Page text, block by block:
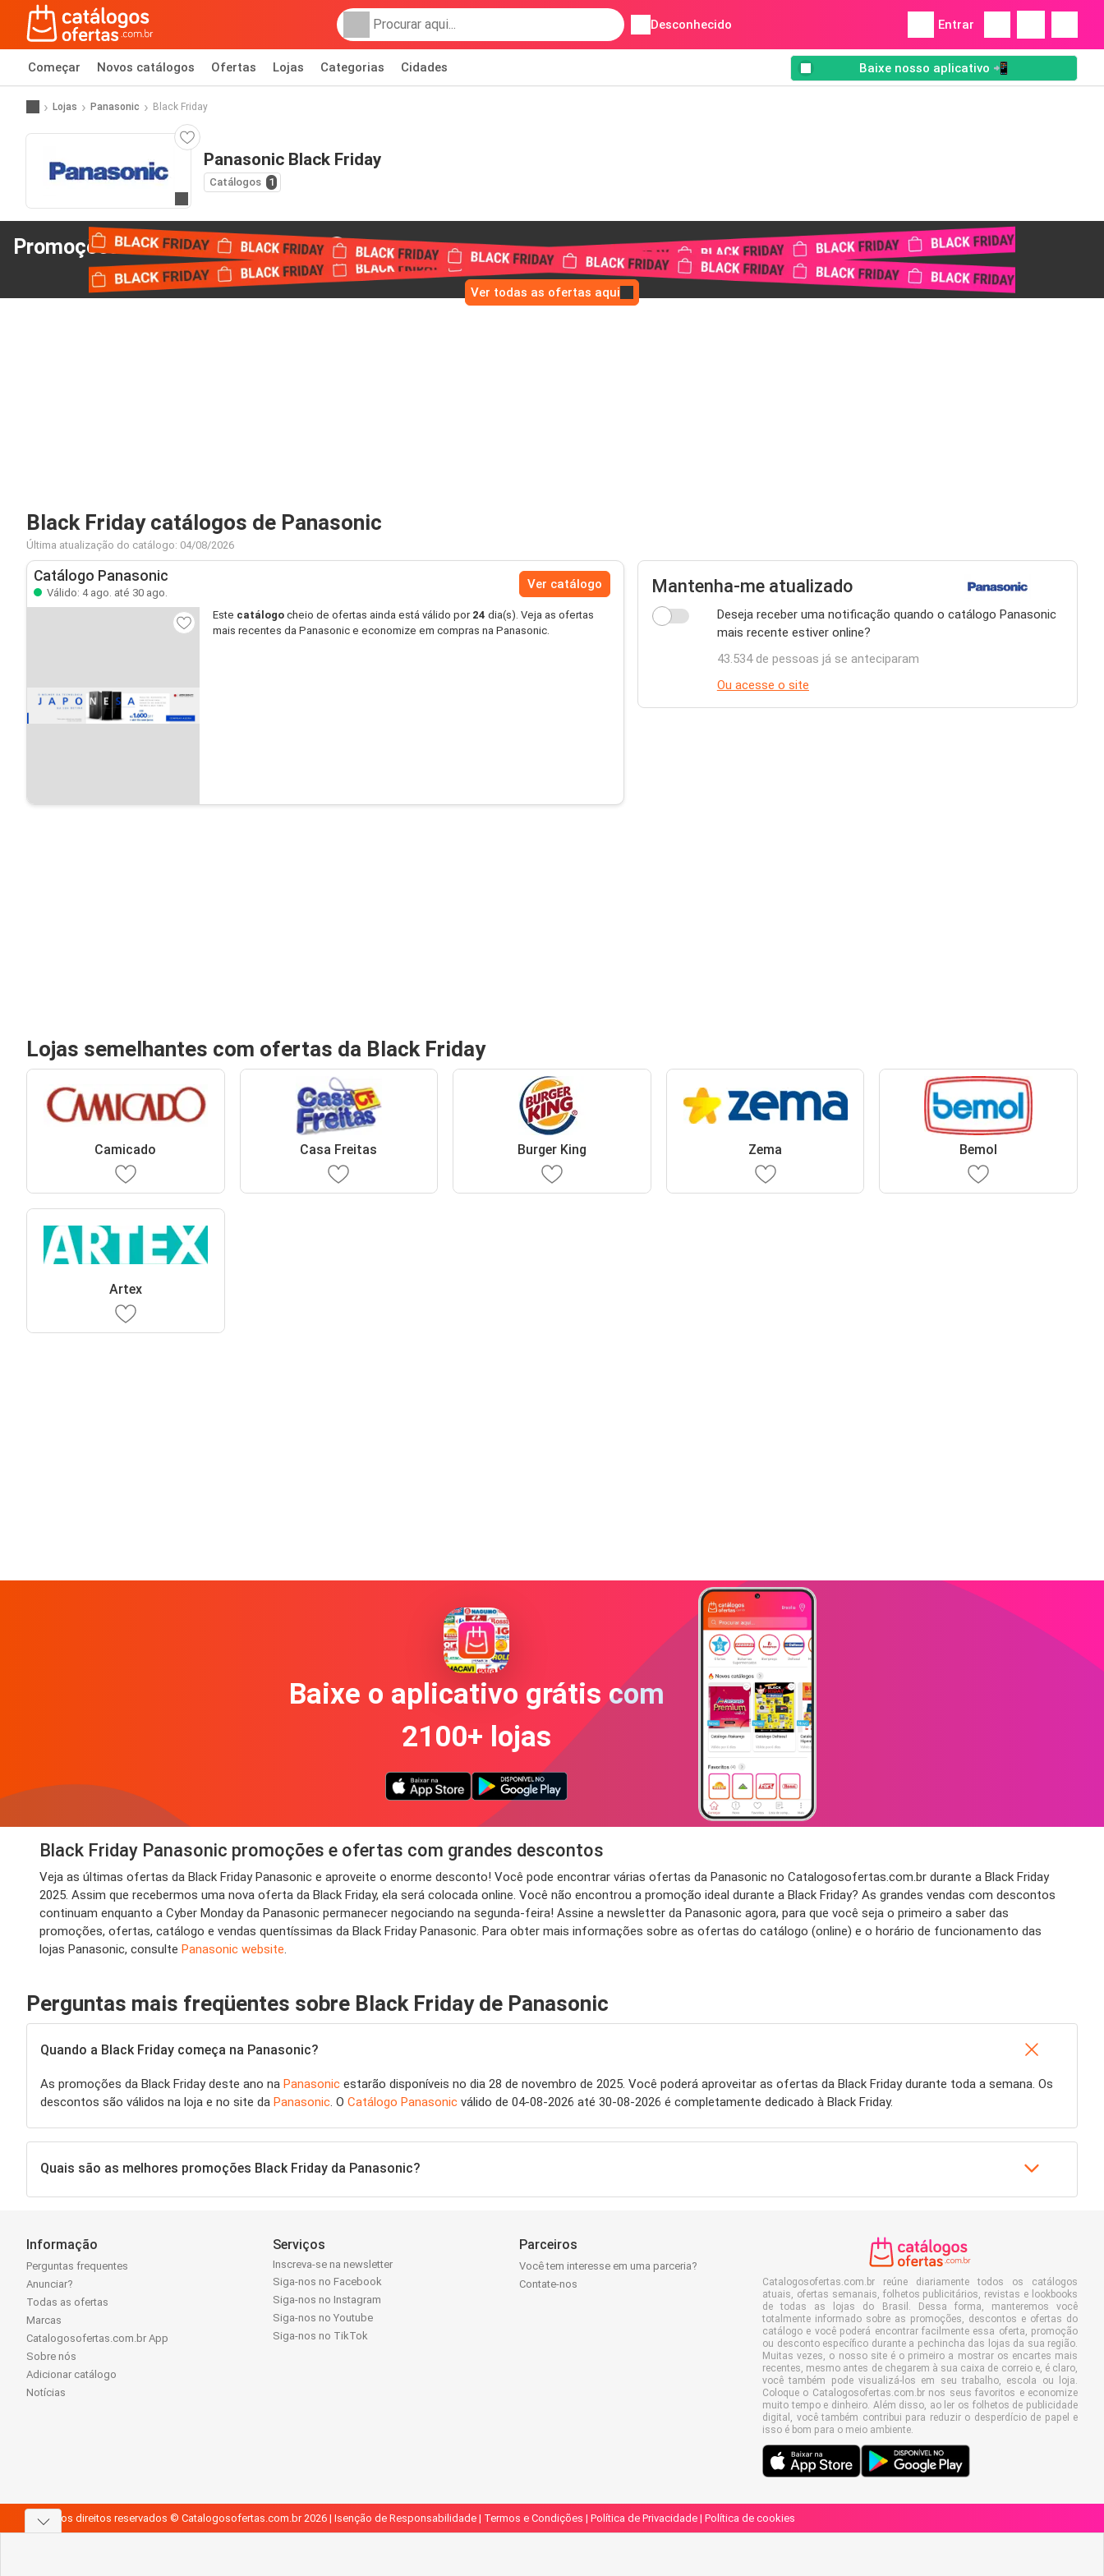
Desconhecido Entrar
Começar Novos catálogos Ofertas Lojas Categorias Cidades Baixe nosso aplicativo 📲
Lojas Panasonic Black Friday
Panasonic Black Friday
Catálogos 1
Promoções Black Fridayde Panasonic
Ver todas as ofertas aqui
Black Friday catálogos de Panasonic
Última atualização do catálogo: 04/08/2026
Catálogo Panasonic
Válido: 4 ago. até 30 ago.
Ver catálogo
Este catálogo cheio de ofertas ainda está válido por 24 dia(s). Veja as ofertas
mais recentes da Panasonic e economize em compras na Panasonic.
Mantenha-me atualizado
Deseja receber uma notificação quando o catálogo Panasonic
mais recente estiver online?
43.534 de pessoas já se anteciparam
Ou acesse o site
Lojas semelhantes com ofertas da Black Friday
Camicado Casa Freitas Burger King Zema Bemol
Artex
Baixe o aplicativo grátis com
2100+ lojas
Black Friday Panasonic promoções e ofertas com grandes descontos
Veja as últimas ofertas da Black Friday Panasonic e aproveite o enorme desconto! Você pode encontrar várias ofertas da Panasonic no Catalogosofertas.com.br durante a Black Friday
2025. Assim que recebermos uma nova oferta da Black Friday, ela será colocada online. Você não encontrou a promoção ideal durante a Black Friday? As grandes vendas com descontos
continuam enquanto a Cyber Monday da Panasonic permanecer negociando na segunda-feira! Assine a newsletter da Panasonic agora, para que você seja o primeiro a saber das
promoções, ofertas, catálogo e vendas quentíssimas da Black Friday Panasonic. Para obter mais informações sobre as ofertas do catálogo (online) e o horário de funcionamento das
lojas Panasonic, consulte Panasonic website.
Perguntas mais freqüentes sobre Black Friday de Panasonic
Quando a Black Friday começa na Panasonic?
As promoções da Black Friday deste ano na Panasonic estarão disponíveis no dia 28 de novembro de 2025. Você poderá aproveitar as ofertas da Black Friday durante toda a semana. Os
descontos são válidos na loja e no site da Panasonic. O Catálogo Panasonic válido de 04-08-2026 até 30-08-2026 é completamente dedicado à Black Friday.
Quais são as melhores promoções Black Friday da Panasonic?
Informação
Perguntas frequentes
Anunciar?
Todas as ofertas
Marcas
Catalogosofertas.com.br App
Sobre nós
Adicionar catálogo
Notícias
Serviços
Inscreva-se na newsletter
Siga-nos no Facebook
Siga-nos no Instagram
Siga-nos no Youtube
Siga-nos no TikTok
Parceiros
Você tem interesse em uma parceria?
Contate-nos
Catalogosofertas.com.br reúne diariamente todos os catálogos
atuais, ofertas semanais, folhetos publicitários, revistas e lookbooks
de todas as lojas do Brasil. Dessa forma, manteremos você
totalmente informado sobre as promoções, descontos e ofertas do
catálogo e você poderá encontrar facilmente essa oferta, promoção
ou desconto específico durante a pechincha das lojas da sua região.
Muitas vezes, o nosso site é o primeiro a mostrar os encartes mais
recentes, mesmo antes de chegarem à sua caixa de correio e, é claro,
você também pode visualizá-los em seu trabalho, escola ou loja.
Coloque o Catalogosofertas.com.br nos seus favoritos e economize
muito tempo e dinheiro. Além disso, ao ler os folhetos de publicidade
digital, você também contribui para reduzir o desperdício de papel e
isso é bom para o meio ambiente.
Todos os direitos reservados © Catalogosofertas.com.br 2026 | Isenção de Responsabilidade | Termos e Condições | Política de Privacidade | Política de cookies